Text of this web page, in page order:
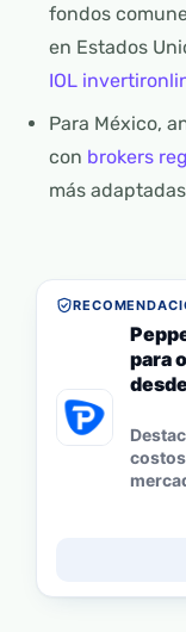
fondos
en Estados
IOL
Para México,
con brokers
más
para